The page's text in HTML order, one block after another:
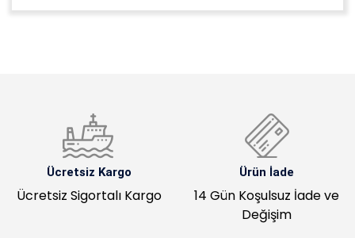
Ücretsiz Kargo
Ücretsiz Sigortalı Kargo
Ürün İade
14 Gün Koşulsuz İade ve
Değişim